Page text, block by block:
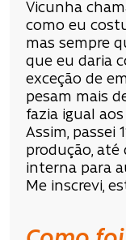
Vicunha
como eu
mas sempre
que eu daria
exceção de
pesam mais
fazia igual
Assim, passei
produção, até
interna para
Me inscrevi,